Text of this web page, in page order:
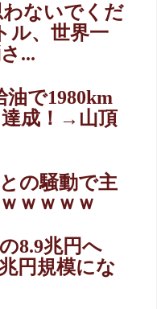
わないでくだ
ル、世界一
...
油で1980km
成！→山頂
の騒動で主
ｗｗｗｗ
8.9兆円へ
円規模にな